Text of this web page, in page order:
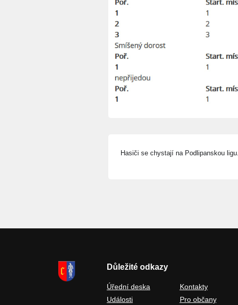
Hasiči se chystají na Podlipanskou ligu.
Důležité odkazy
Úřední deska
Události
Kontakty
Pro občany